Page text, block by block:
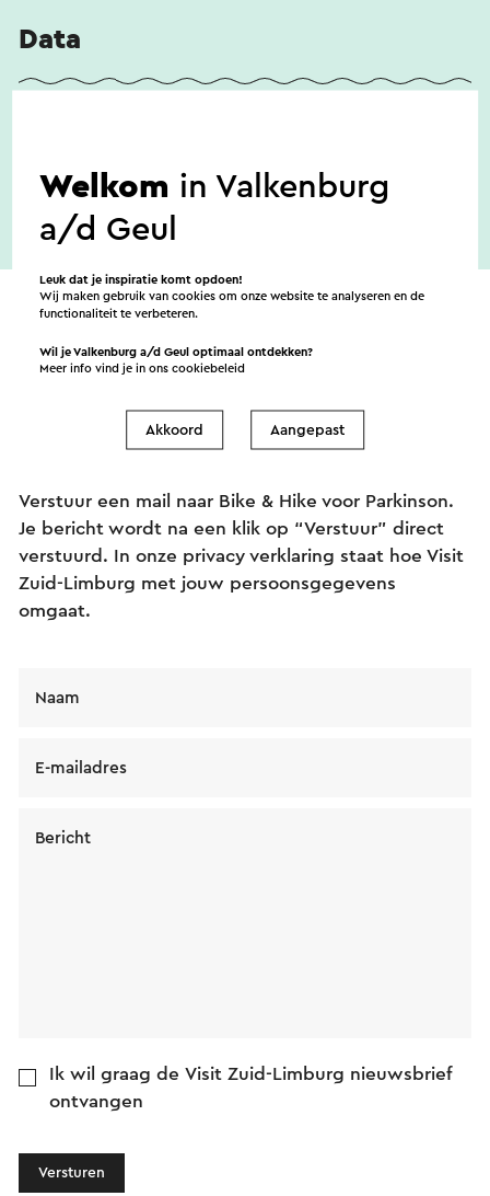
Data
Verstuur een mail naar Bike & Hike voor Parkinson.
Je bericht wordt na een klik op “Verstuur” direct
verstuurd. In onze privacy verklaring staat hoe Visit
Zuid-Limburg met jouw persoonsgegevens
omgaat.
Naam
E-mailadres
Bericht
Ik wil graag de Visit Zuid-Limburg nieuwsbrief
ontvangen
Versturen
Welkom in Valkenburg
a/d Geul
Leuk dat je inspiratie komt opdoen!
Wij maken gebruik van cookies om onze website te analyseren en de
functionaliteit te verbeteren.
Wil je Valkenburg a/d Geul optimaal ontdekken?
Meer info vind je in onscookiebeleid
Akkoord Aangepast